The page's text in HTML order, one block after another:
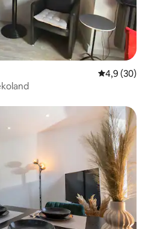
Prosječna
4,9 (30)